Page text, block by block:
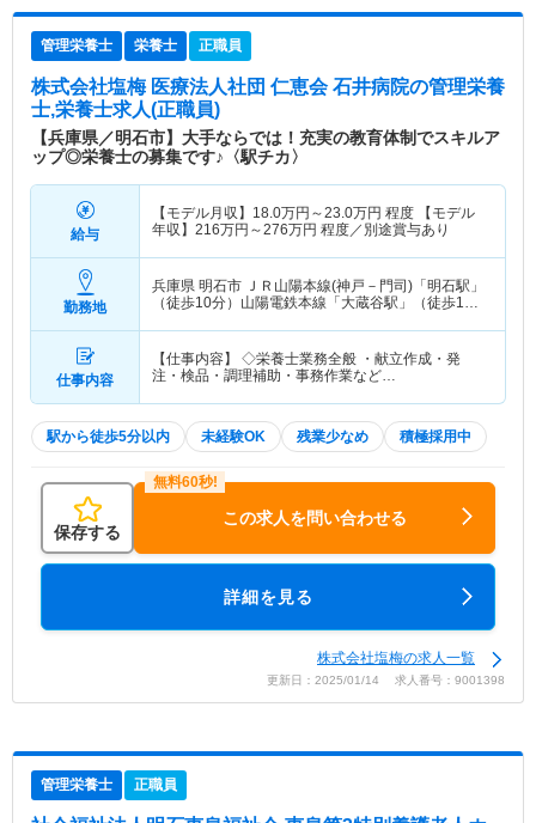
管理栄養士 栄養士 正職員
株式会社塩梅 医療法人社団 仁恵会 石井病院の管理栄養
士,栄養士求人(正職員)
【兵庫県／明石市】大手ならでは！充実の教育体制でスキルア
ップ◎栄養士の募集です♪〈駅チカ〉
給与
【モデル月収】 18.0万円～23.0万円 程度 【モデル
年収】 216万円～276万円 程度／別途賞与あり
勤務地
兵庫県 明石市 ＪＲ山陽本線(神戸－門司)「明石駅」
（徒歩10分）山陽電鉄本線「大蔵谷駅」（徒歩10
仕事内容
【仕事内容】 ◇栄養士業務全般 ・献立作成・発
注・検品・調理補助・事務作業など…
駅から徒歩5分以内 未経験OK 残業少なめ 積極採用中
保存する
この求人を問い合わせる
詳細を見る
株式会社塩梅の求人一覧
更新日：2025/01/14 求人番号：9001398
管理栄養士 正職員